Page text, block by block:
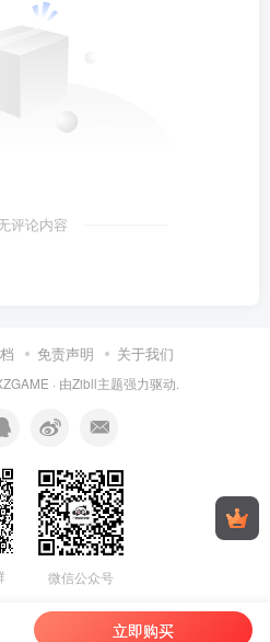
评论内容
免责声明 关于我们
· 由Zibll主题强力驱动.
微信公众号
立即购买